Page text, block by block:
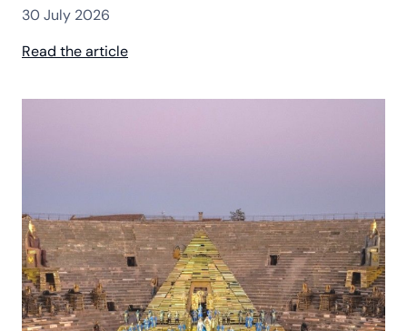
30 July 2026
Read the article